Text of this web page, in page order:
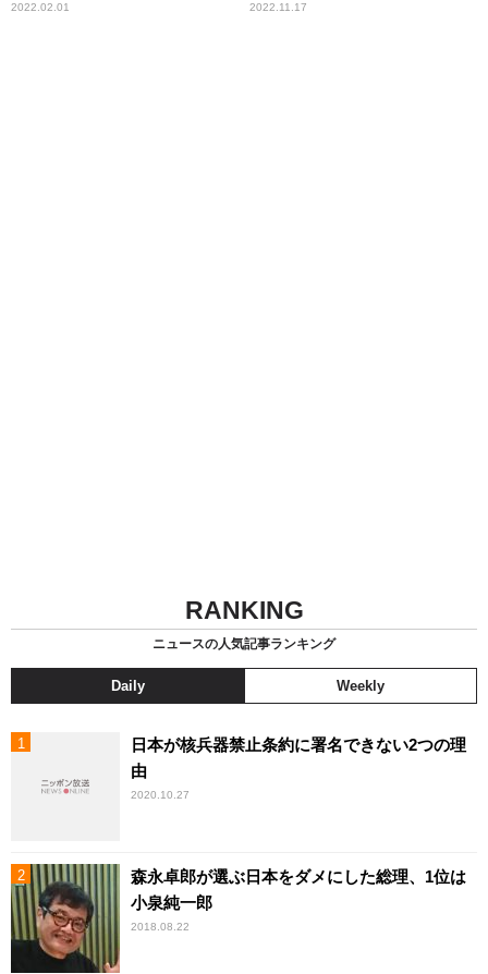
2022.02.01 2022.11.17
RANKING
ニュースの人気記事ランキング
Daily Weekly
日本が核兵器禁止条約に署名できない2つの理
由
2020.10.27
森永卓郎が選ぶ日本をダメにした総理、1位は
小泉純一郎
2018.08.22